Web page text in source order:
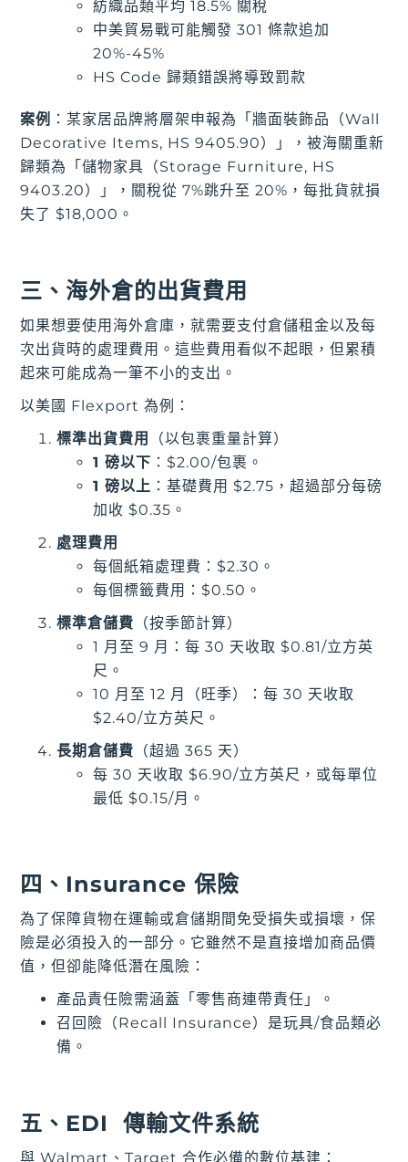
紡織品類平均 18.5% 關稅
中美貿易戰可能觸發 301 條款追加
20%-45%
HS Code 歸類錯誤將導致罰款
案例 ：某家居品牌將層架申報為「牆面裝飾品（Wall
Decorative Items, HS 9405.90）」，被海關重新
歸類為「儲物家具（Storage Furniture, HS
9403.20）」，關稅從 7%跳升至 20%，每批貨就損
失了 $18,000。
三、海外倉的出貨費用
如果想要使用海外倉庫，就需要支付倉儲租金以及每
次出貨時的處理費用。這些費用看似不起眼，但累積
起來可能成為一筆不小的支出。
以美國 Flexport 為例：
標準出貨費用
（以包裹重量計算）
1 磅以下 ：$2.00/包裹。
1 磅以上 ：基礎費用 $2.75，超過部分每磅
加收 $0.35。
處理費用
每個紙箱處理費：$2.30。
每個標籤費用：$0.50。
標準倉儲費 （按季節計算）
1 月至 9 月：每 30 天收取 $0.81/立方英
尺。
10 月至 12 月（旺季）：每 30 天收取
$2.40/立方英尺。
長期倉儲費 （超過 365 天）
每 30 天收取 $6.90/立方英尺，或每單位
最低 $0.15/月。
四、Insurance 保險
為了保障貨物在運輸或倉儲期間免受損失或損壞，保
險是必須投入的一部分。它雖然不是直接增加商品價
值，但卻能降低潛在風險：
產品責任險需涵蓋「零售商連帶責任」。
召回險（Recall Insurance）是玩具/食品類必
備。
五、EDI 傳輸文件系統
與 Walmart、Target 合作必備的數位基建：